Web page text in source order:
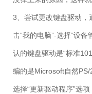
3、尝试更改键盘驱动，
击“我的电脑”-选择“设备
认的键盘驱动是“标准
编的是Microsoft自然
选择“更新驱动程序”选